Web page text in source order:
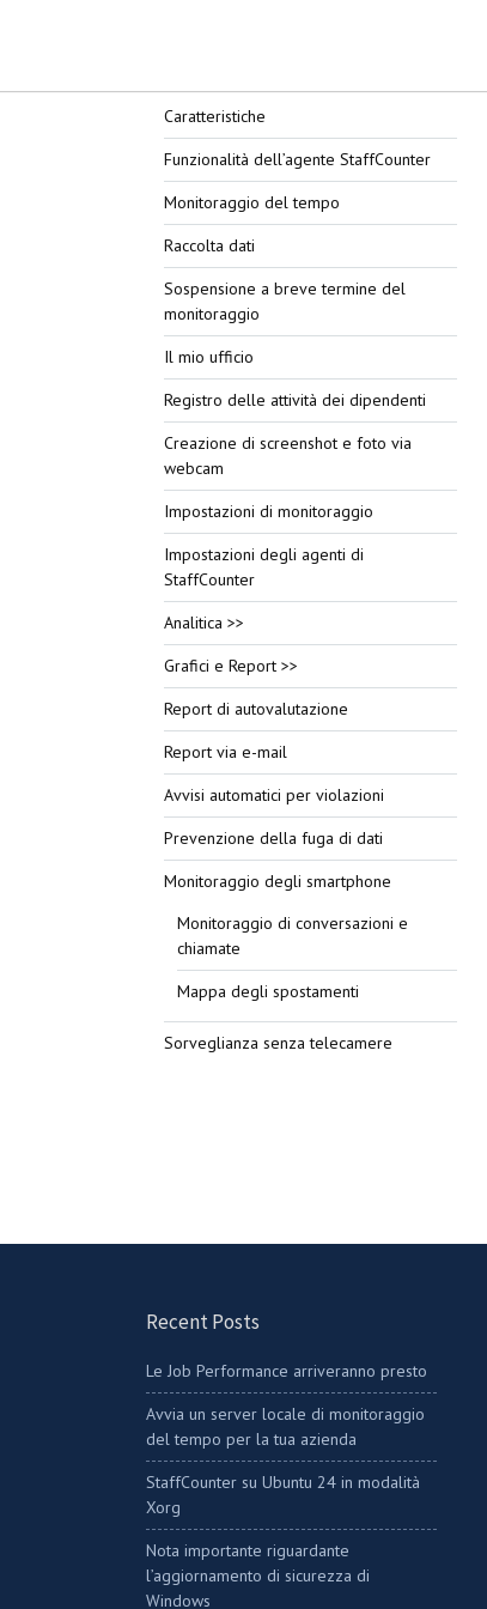
Caratteristiche
Funzionalità dell’agente StaffCounter
Monitoraggio del tempo
Raccolta dati
Sospensione a breve termine del
monitoraggio
Il mio ufficio
Registro delle attività dei dipendenti
Creazione di screenshot e foto via
webcam
Impostazioni di monitoraggio
Impostazioni degli agenti di
StaffCounter
Analitica >>
Grafici e Report >>
Report di autovalutazione
Report via e-mail
Avvisi automatici per violazioni
Prevenzione della fuga di dati
Monitoraggio degli smartphone
Monitoraggio di conversazioni e
chiamate
Mappa degli spostamenti
Sorveglianza senza telecamere
Recent Posts
Le Job Performance arriveranno presto
Avvia un server locale di monitoraggio
del tempo per la tua azienda
StaffCounter su Ubuntu 24 in modalità
Xorg
Nota importante riguardante
l’aggiornamento di sicurezza di
Windows